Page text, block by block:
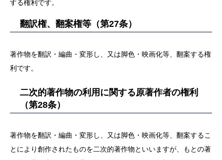
する権利です。
翻訳権、翻案権等（第27条）
著作物を翻訳・編曲・変形し、又は脚色・映画化等、翻案する権
利です。
二次的著作物の利用に関する原著作者の権利
（第28条）
著作物を翻訳・編曲・変形し、又は脚色・映画化等、翻案するこ
とにより創作されたものを二次的著作物といいますが、もとの著